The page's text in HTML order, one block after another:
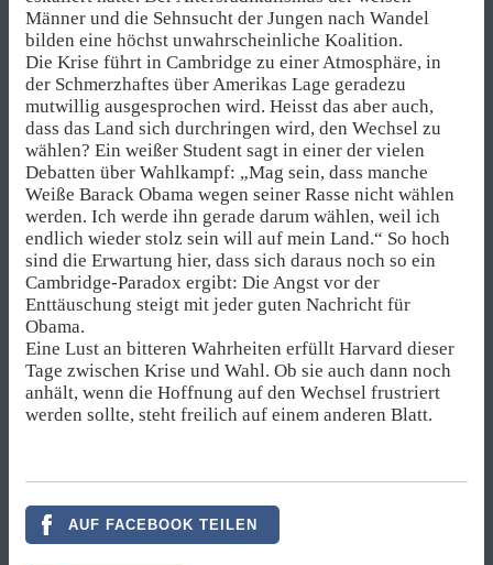
Männer und die Sehnsucht der Jungen nach Wandel
bilden eine höchst unwahrscheinliche Koalition.
Die Krise führt in Cambridge zu einer Atmosphäre, in
der Schmerzhaftes über Amerikas Lage geradezu
mutwillig ausgesprochen wird. Heisst das aber auch,
dass das Land sich durchringen wird, den Wechsel zu
wählen? Ein weißer Student sagt in einer der vielen
Debatten über Wahlkampf: „Mag sein, dass manche
Weiße Barack Obama wegen seiner Rasse nicht wählen
werden. Ich werde ihn gerade darum wählen, weil ich
endlich wieder stolz sein will auf mein Land.“ So hoch
sind die Erwartung hier, dass sich daraus noch so ein
Cambridge-Paradox ergibt: Die Angst vor der
Enttäuschung steigt mit jeder guten Nachricht für
Obama.
Eine Lust an bitteren Wahrheiten erfüllt Harvard dieser
Tage zwischen Krise und Wahl. Ob sie auch dann noch
anhält, wenn die Hoffnung auf den Wechsel frustriert
werden sollte, steht freilich auf einem anderen Blatt.
AUF FACEBOOK TEILEN